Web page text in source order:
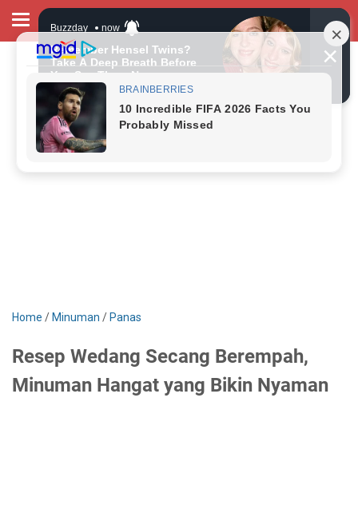
Home / Minuman / Panas
Resep Wedang Secang Berempah,
Minuman Hangat yang Bikin Nyaman